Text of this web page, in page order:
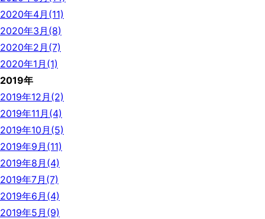
2020年4月(11)
2020年3月(8)
2020年2月(7)
2020年1月(1)
2019年
2019年12月(2)
2019年11月(4)
2019年10月(5)
2019年9月(11)
2019年8月(4)
2019年7月(7)
2019年6月(4)
2019年5月(9)